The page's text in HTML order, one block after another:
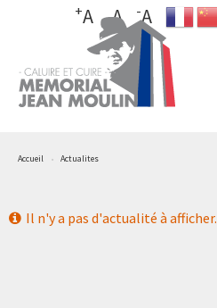
principal
-A
A
+A
Accueil Actualites
Il n'y a pas d'actualité à afficher.